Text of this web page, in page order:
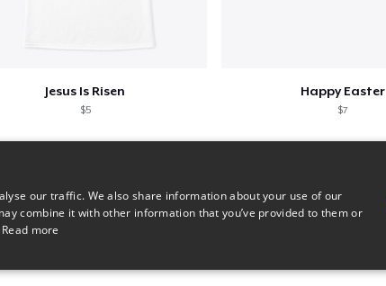
Jesus Is Risen
$5
Happy Easter
$7
our traffic. We also share information about your use of our
combine it with other information that you’ve provided to them or
Read more